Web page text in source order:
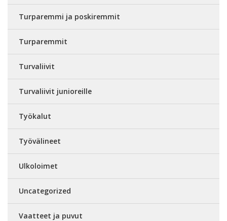
Turparemmi ja poskiremmit
Turparemmit
Turvaliivit
Turvaliivit junioreille
Työkalut
Työvälineet
Ulkoloimet
Uncategorized
Vaatteet ja puvut